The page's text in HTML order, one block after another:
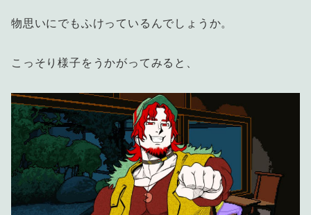
物思いにでもふけっているんでしょうか。
こっそり様子をうかがってみると、